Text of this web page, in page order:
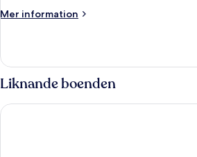
Mer information
Mer
Liknande boenden
citizenM Miami Worldcenter